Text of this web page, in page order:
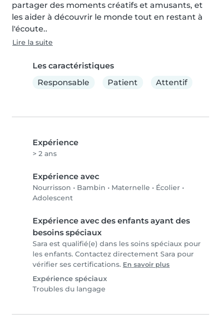
partager des moments créatifs et amusants, et
les aider à découvrir le monde tout en restant à
l'écoute..
Lire la suite
Les caractéristiques
Responsable
Patient Attentif
Expérience
> 2 ans
Expérience avec
Nourrisson • Bambin • Maternelle • Écolier •
Adolescent
Expérience avec des enfants ayant des
besoins spéciaux
Sara est qualifié(e) dans les soins spéciaux pour
les enfants. Contactez directement Sara pour
vérifier ses certifications. En savoir plus
Expérience spéciaux
Troubles du langage